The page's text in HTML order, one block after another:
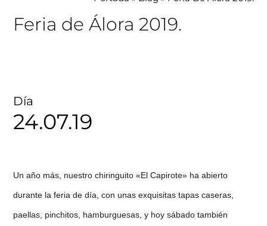
Feria de Álora 2019.
Día
24.07.19
Un año más, nuestro chiringuito «El Capirote» ha abierto
durante la feria de día, con unas exquisitas tapas caseras,
paellas, pinchitos, hamburguesas, y hoy sábado también